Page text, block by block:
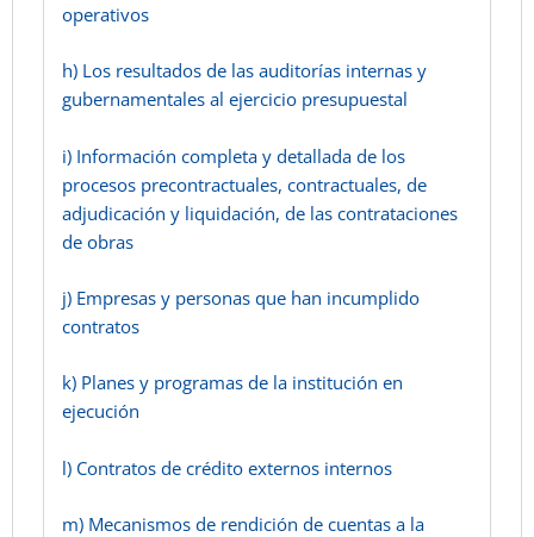
operativos
h) Los resultados de las auditorías internas y
gubernamentales al ejercicio presupuestal
i) Información completa y detallada de los
procesos precontractuales, contractuales, de
adjudicación y liquidación, de las contrataciones
de obras
j) Empresas y personas que han incumplido
contratos
k) Planes y programas de la institución en
ejecución
l) Contratos de crédito externos internos
m) Mecanismos de rendición de cuentas a la